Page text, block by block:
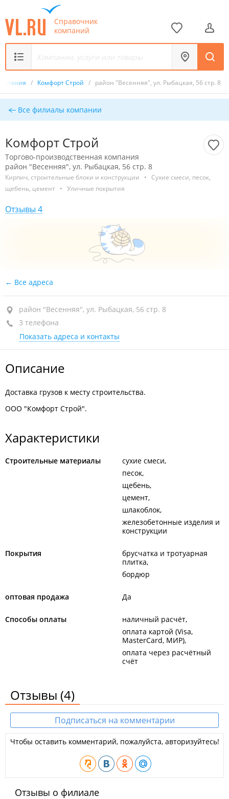
Справочник
компаний
/ Комфорт Строй / район "Весенняя", ул. Рыбацкая, 56 стр. 8
Все филиалы компании
Комфорт Строй
Торгово-производственная компания
район "Весенняя", ул. Рыбацкая, 56 стр. 8
Кирпич, строительные блоки и конструкции •
Сухие смеси, песок,
щебень, цемент • Уличные покрытия
Отзывы 4
Все адреса
район "Весенняя", ул. Рыбацкая, 56 стр. 8
3 телефона
Показать адреса и контакты
Описание
Доставка грузов к месту строительства.
ООО "Комфорт Строй".
Характеристики
Строительные материалы
сухие смеси
песок
щебень
цемент
шлакоблок
железобетонные изделия и
конструкции
Покрытия
брусчатка и тротуарная
плитка
бордюр
оптовая продажа Да
Способы оплаты
наличный расчёт
оплата картой (Visa,
MasterCard, МИР)
оплата через расчётный
счёт
Отзывы (4)
Подписаться на комментарии
Чтобы оставить комментарий, пожалуйста, авторизуйтесь!
Отзывы о филиале